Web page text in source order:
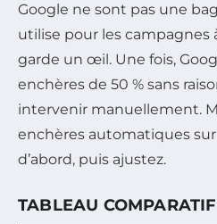
Google ne sont pas une
utilise pour les campagnes
garde un œil. Une fois,
enchères de 50 % sans
intervenir manuellement.
enchères automatiques
d’abord, puis ajustez.
TABLEAU